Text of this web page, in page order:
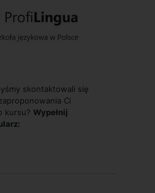
skontaktowali się
Ci
kursu? Wypełnij